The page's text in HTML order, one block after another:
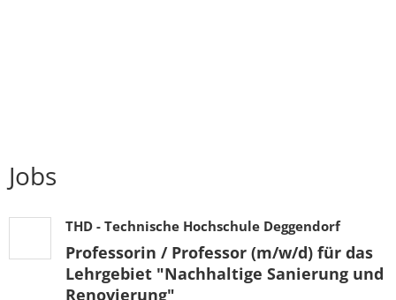
Jobs
THD - Technische Hochschule Deggendorf
Professorin / Professor (m/w/d) für das
Lehrgebiet "Nachhaltige Sanierung und
Renovierung"